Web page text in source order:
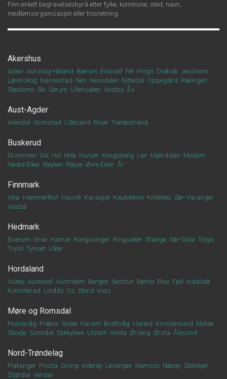
Finn enkelt begravelsesbyrå etter fylke, kommune, sted, navn,
medlemsorganisasjon eller trosretning.
Akershus
Asker Aurskog-Høland Bærum Eidsvoll Fet Frogn Drøbak Jessheim
Lørenskog Nannestad Nes Nesodden Nittedal Oppegård Rælingen
Skedsmo Ski Sørum Ullensaker Vestby Ås
Aust-Agder
Arendal Grimstad Lillesand Risør Tvedestrand
Buskerud
Drammen Gol Hol Hole Hurum Kongsberg Lier Mjøndalen Modum
Nedre Eiker Røyken Røyse Øvre Eiker Ål
Finnmark
Alta Hammerfest Hasvik Karasjok Kautokeino Kirkenes Sør-Varanger
Vadsø
Hedmark
Elverum Grue Hamar Kongsvinger Ringsaker Stange Sør-Odal
Tolga
Trysil
Tynset Våler
Hordaland
Askøy Austevoll Austrheim Bergen Nesttun Bømlo Etne Fjell
Isdalstø
Kvinnherad Lindås Os Stord Voss
Møre og Romsdal
Fosnavåg Fræna Giske Haram Brattvåg Hareid Kristiansund Molde
Skodje Sunndal Sykkylven Ulstein Volda Ørskog Ørsta Ålesund
Nord-Trøndelag
Flatanger Frosta Grong Inderøy Levanger Namsos Nærøy Steinkjer
Stjørdal
Verdal